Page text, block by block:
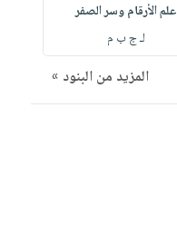
علم الأرقام وسر الصفر
لـ ج ب م
المزيد من البنود »